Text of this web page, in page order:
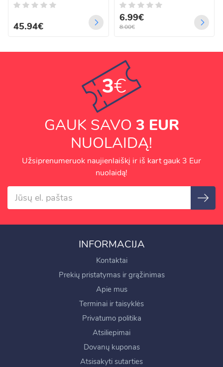
45.94€
6.99€
8.00€
3€
GAUK SAVO 3 EUR
NUOLAIDĄ!
Užsiprenumeruok naujienlaiškį ir iš kart gauk 3 Eur
nuolaidą!
INFORMACIJA
Kontaktai
Prekių pristatymas ir grąžinimas
Apie mus
Terminai ir taisyklės
Privatumo politika
Atsiliepimai
Dovanų kuponas
Atsisakyti sutarties